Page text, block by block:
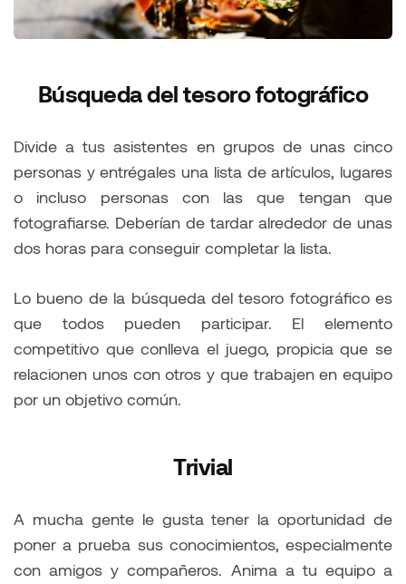
Búsqueda del tesoro fotográfico
Divide a tus asistentes en grupos de unas cinco
personas y entrégales una lista de artículos, lugares
o incluso personas con las que tengan que
fotografiarse. Deberían de tardar alrededor de unas
dos horas para conseguir completar la lista.
Lo bueno de la búsqueda del tesoro fotográfico es
que todos pueden participar. El elemento
competitivo que conlleva el juego, propicia que se
relacionen unos con otros y que trabajen en equipo
por un objetivo común.
Trivial
A mucha gente le gusta tener la oportunidad de
poner a prueba sus conocimientos, especialmente
con amigos y compañeros. Anima a tu equipo a